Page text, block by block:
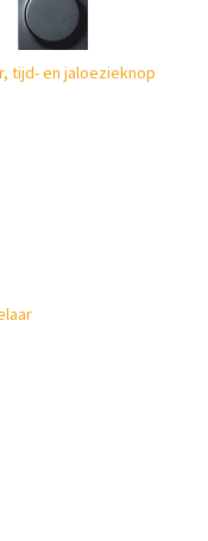
tijd- en jaloezieknop